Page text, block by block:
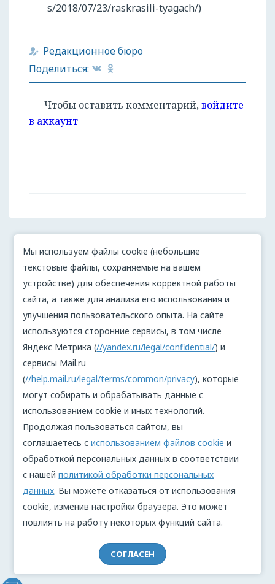
s/2018/07/23/raskrasili-tyagach/)
Редакционное бюро
Поделиться:
Чтобы оставить комментарий,войдите
в аккаунт
Мы используем файлы cookie (небольшие
текстовые файлы, сохраняемые на вашем
устройстве) для обеспечения корректной работы
сайта, а также для анализа его использования и
улучшения пользовательского опыта. На сайте
используются сторонние сервисы, в том числе
Яндекс Метрика (//yandex.ru/legal/confidential/) и
сервисы Mail.ru
(//help.mail.ru/legal/terms/common/privacy), которые
могут собирать и обрабатывать данные с
использованием cookie и иных технологий.
Продолжая пользоваться сайтом, вы
соглашаетесь сиспользованием файлов cookie и
обработкой персональных данных в соответствии
с нашейполитикой обработки персональных
данных. Вы можете отказаться от использования
cookie, изменив настройки браузера. Это может
повлиять на работу некоторых функций сайта.
СОГЛАСЕН